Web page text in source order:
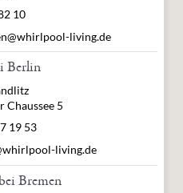
10
living.de
Berlin
Chaussee 5
19 53
living.de
Bremen